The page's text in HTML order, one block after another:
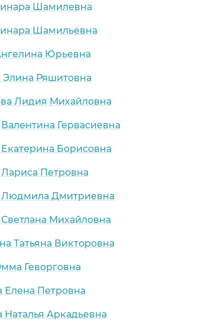
Шамилевна
Шамильевна
Юрьевна
Элина Ряшитовна
Лидия Михайловна
Гервасиевна
Борисовна
Петровна
Дмитриевна
Михайловна
Татьяна Викторовна
Геворговна
Елена Петровна
Наталья Аркадьевна